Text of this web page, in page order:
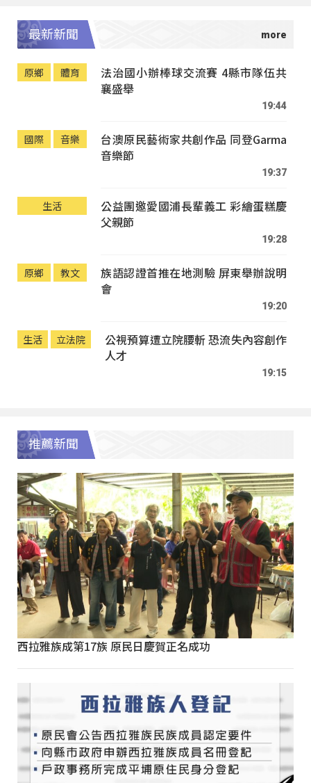
最新新聞
原鄉 體育
法治國小辦棒球交流賽 4縣市隊伍共
襄盛舉
19:44
國際 音樂
台澳原民藝術家共創作品 同登Garma
音樂節
19:37
生活
公益團邀愛國浦長輩義工 彩繪蛋糕慶
父親節
19:28
原鄉 教文
族語認證首推在地測驗 屏東舉辦說明
會
19:20
生活 立法院
公視預算遭立院腰斬 恐流失內容創作
人才
19:15
推薦新聞
西拉雅族成第17族 原民日慶賀正名成功